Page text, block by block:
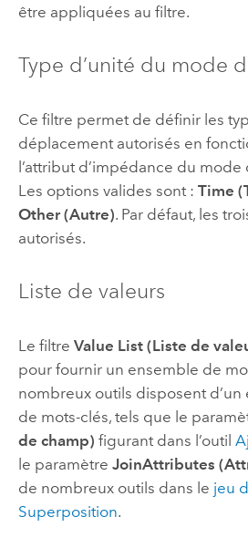
être appliquées au filtre.
Type d’unité du mode
Ce filtre permet de définir les
déplacement autorisés en
l’attribut d’impédance du
Les options valides sont : Time
Other (Autre). Par défaut, les
autorisés.
Liste de valeurs
Le filtre Value List (Liste de
pour fournir un ensemble de
nombreux outils disposent
de mots-clés, tels que le
de champ) figurant dans l’outil
le paramètre JoinAttributes
de nombreux outils dans le jeu
Superposition.